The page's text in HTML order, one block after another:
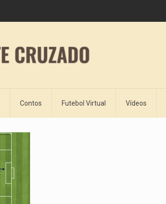
Contos Futebol Virtual Vídeos